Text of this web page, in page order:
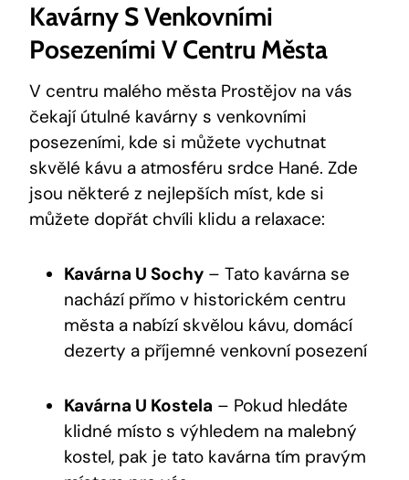
Kavárny S Venkovními
Posezeními V Centru Města
V centru malého města Prostějov na vás
čekají útulné kavárny s venkovními
posezeními, kde si můžete vychutnat
skvělé kávu a atmosféru srdce Hané. Zde
jsou některé z nejlepších míst, kde si
můžete dopřát chvíli klidu a relaxace:
Kavárna U Sochy – Tato kavárna se
nachází přímo v historickém centru
města a nabízí skvělou kávu, domácí
dezerty a příjemné venkovní posezení
Kavárna U Kostela – Pokud hledáte
klidné místo s výhledem na malebný
kostel, pak je tato kavárna tím pravým